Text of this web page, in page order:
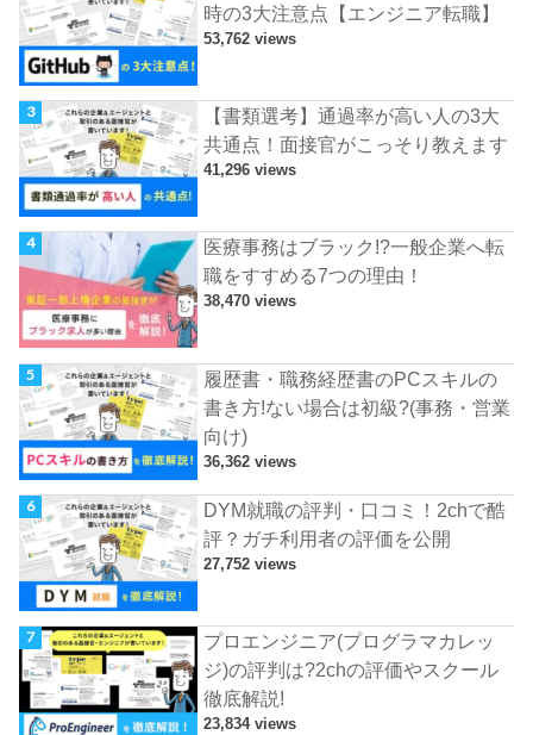
時の3大注意点【エンジニア転職】
53,762 views
【書類選考】通過率が高い人の3大
共通点！面接官がこっそり教えます
41,296 views
医療事務はブラック!?一般企業へ転
職をすすめる7つの理由！
38,470 views
履歴書・職務経歴書のPCスキルの
書き方!ない場合は初級?(事務・営業
向け)
36,362 views
DYM就職の評判・口コミ！2chで酷
評？ガチ利用者の評価を公開
27,752 views
プロエンジニア(プログラマカレッ
ジ)の評判は?2chの評価やスクール
徹底解説!
23,834 views